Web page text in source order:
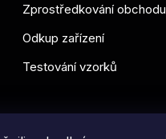
Zprostředkování obchodu
Odkup zařízení
Testování vzorků